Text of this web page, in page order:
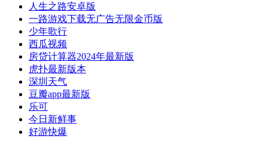
人生之路安卓版
一路游戏下载无广告无限金币版
少年歌行
西瓜视频
房贷计算器2024年最新版
虎扑最新版本
深圳天气
豆瓣app最新版
乐可
今日新鲜事
好游快爆